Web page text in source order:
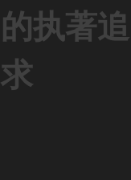
的执著追
求